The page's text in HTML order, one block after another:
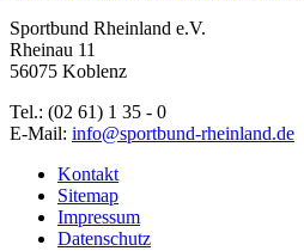
Sportbund Rheinland e.V.
Rheinau 11
56075 Koblenz
Tel.: (02 61) 1 35 - 0
E-Mail: info@sportbund-rheinland.de
Kontakt
Sitemap
Impressum
Datenschutz